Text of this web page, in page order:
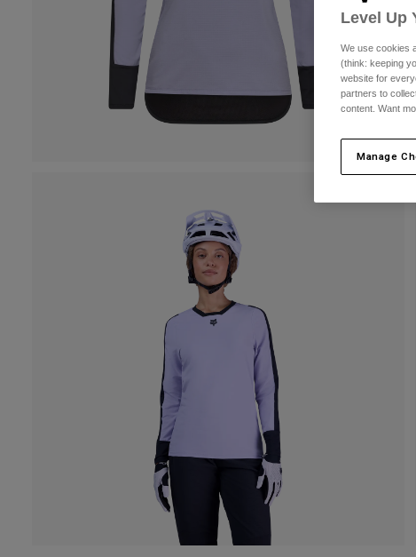
Level Up
We use cookies
(think: keeping
website for
partners to
content. Want
Manage